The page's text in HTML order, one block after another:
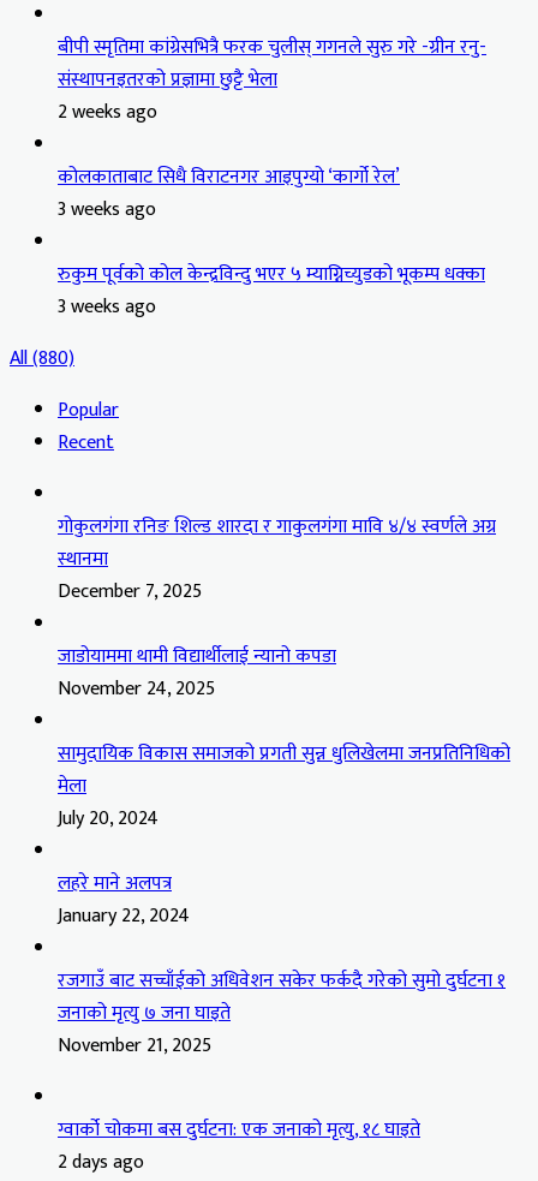
बीपी स्मृतिमा कांग्रेसभित्रै फरक चुलीस् गगनले सुरु गरे -ग्रीन रनु-
संस्थापनइतरको प्रज्ञामा छुट्टै भेला
2 weeks ago
कोलकाताबाट सिधै विराटनगर आइपुग्यो ‘कार्गो रेल’
3 weeks ago
रुकुम पूर्वको कोल केन्द्रविन्दु भएर ५ म्याग्निच्युडको भूकम्प धक्का
3 weeks ago
All (880)
Popular
Recent
गोकुलगंगा रनिङ शिल्ड शारदा र गाकुलगंगा मावि ४/४ स्वर्णले अग्र
स्थानमा
December 7, 2025
जाडोयाममा थामी विद्यार्थीलाई न्यानो कपडा
November 24, 2025
सामुदायिक विकास समाजको प्रगती सुन्न धुलिखेलमा जनप्रतिनिधिको
मेला
July 20, 2024
लहरे माने अलपत्र
January 22, 2024
रजगाउँ बाट सच्चाँईको अधिवेशन सकेर फर्कदै गरेको सुमो दुर्घटना १
जनाको मृत्यु ७ जना घाइते
November 21, 2025
ग्वार्को चोकमा बस दुर्घटना: एक जनाको मृत्यु, १८ घाइते
2 days ago